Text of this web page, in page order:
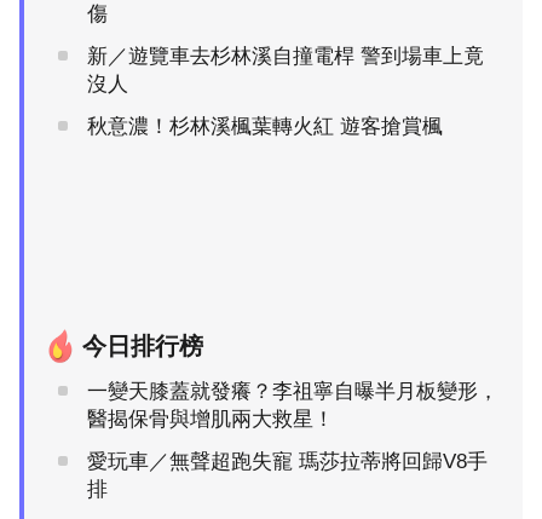
傷
新／遊覽車去杉林溪自撞電桿 警到場車上竟
沒人
秋意濃！杉林溪楓葉轉火紅 遊客搶賞楓
今日排行榜
一變天膝蓋就發癢？李祖寧自曝半月板變形，
醫揭保骨與增肌兩大救星！
愛玩車／無聲超跑失寵 瑪莎拉蒂將回歸V8手
排